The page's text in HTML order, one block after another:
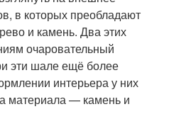
в которых преобладают
и камень. Два этих
очаровательный
эти шале ещё более
интерьера у них
материала — камень и